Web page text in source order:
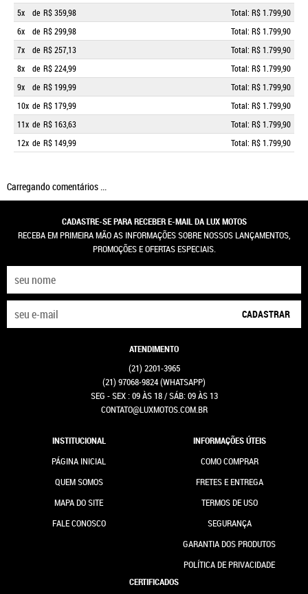
5x
de R$ 359,98
Total: R$ 1.799,90
6x
de R$ 299,98
Total: R$ 1.799,90
7x
de R$ 257,13
Total: R$ 1.799,90
8x
de R$ 224,99
Total: R$ 1.799,90
9x
de R$ 199,99
Total: R$ 1.799,90
10x de R$ 179,99
Total: R$ 1.799,90
11x de R$ 163,63
Total: R$ 1.799,90
12x de R$ 149,99 Total: R$ 1.799,90
Carregando comentários ...
CADASTRE-SE PARA RECEBER E-MAIL DA LUX MOTOS
RECEBA EM PRIMEIRA MÃO AS INFORMAÇÕES SOBRE NOSSOS LANÇAMENTOS,
PROMOÇÕES E OFERTAS ESPECIAIS.
CADASTRAR
ATENDIMENTO
(21) 2201-3965
(21) 97068-9824(WHATSAPP)
SEG - SEX : 09 ÀS 18 / SÁB: 09 ÀS 13
CONTATO@LUXMOTOS.COM.BR
INSTITUCIONAL
PÁGINA INICIAL
QUEM SOMOS
MAPA DO SITE
FALE CONOSCO
INFORMAÇÕES ÚTEIS
COMO COMPRAR
FRETES E ENTREGA
TERMOS DE USO
SEGURANÇA
GARANTIA DOS PRODUTOS
POLÍTICA DE PRIVACIDADE
CERTIFICADOS